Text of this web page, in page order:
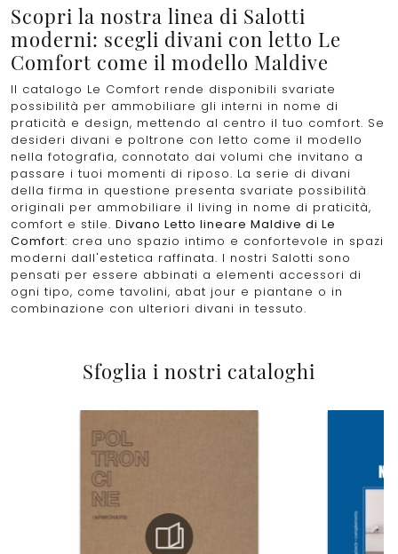
Scopri la nostra linea di Salotti
moderni: scegli divani con letto Le
Comfort come il modello Maldive
Il catalogo Le Comfort rende disponibili svariate
possibilità per ammobiliare gli interni in nome di
praticità e design, mettendo al centro il tuo comfort. Se
desideri divani e poltrone con letto come il modello
nella fotografia, connotato dai volumi che invitano a
passare i tuoi momenti di riposo. La serie di divani
della firma in questione presenta svariate possibilità
originali per ammobiliare il living in nome di praticità,
comfort e stile. Divano Letto lineare Maldive di Le
Comfort: crea uno spazio intimo e confortevole in spazi
moderni dall'estetica raffinata. I nostri Salotti sono
pensati per essere abbinati a elementi accessori di
ogni tipo, come tavolini, abat jour e piantane o in
combinazione con ulteriori divani in tessuto.
Sfoglia i nostri cataloghi